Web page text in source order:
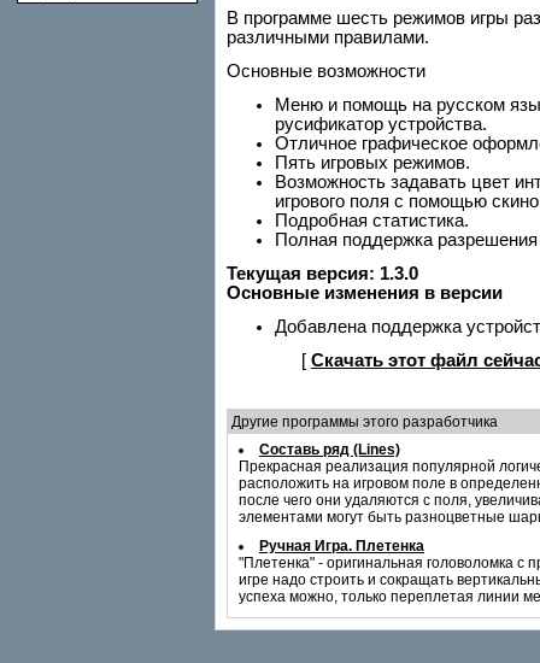
В программе шесть режимов игры
различными правилами.
Основные возможности
Меню и помощь на русском
русификатор устройства.
Отличное графическое
Пять игровых режимов.
Возможность задавать цвет
игрового поля с помощью
Подробная статистика.
Полная поддержка
Текущая версия: 1.3.0
Основные изменения в версии
Добавлена поддержка
[ Скачать этот файл
Другие программы этого разработчика
Составь ряд (Lines)
Прекрасная реализация популярной
расположить на игровом поле в
после чего они удаляются с поля,
элементами могут быть разноцветные
Ручная Игра. Плетенка
"Плетенка" - оригинальная головоломка
игре надо строить и сокращать
успеха можно, только переплетая линии